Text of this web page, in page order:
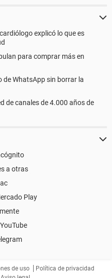
explicó lo que es
para comprar más en
de WhatsApp sin borrar la
de canales de 4.000 años de
a otras
Play
de uso
Política de privacidad